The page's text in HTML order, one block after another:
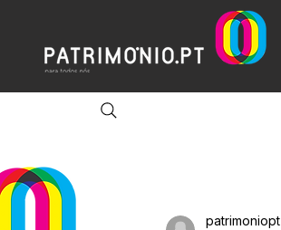
patrimoniopt